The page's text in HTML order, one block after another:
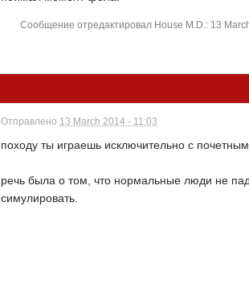
Сообщение отредактировал House M.D.: 13
Отправлено 13 March 2014 - 11:03
походу ты играешь исключительно с
речь была о том, что нормальные люди не
симулировать.